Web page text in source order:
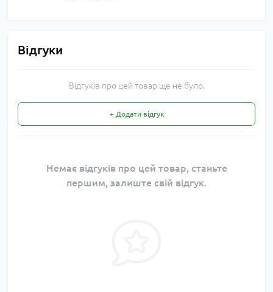
Відгуки
Відгуків про цей товар ще не було.
+ Додати відгук
Немає відгуків про цей товар, станьте
першим, залиште свій відгук.